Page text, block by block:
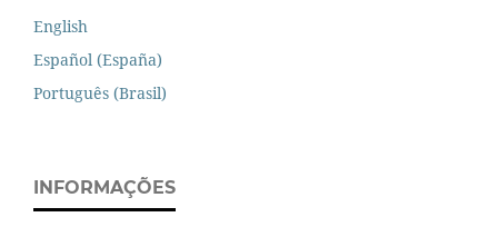
English
Español (España)
Português (Brasil)
INFORMAÇÕES